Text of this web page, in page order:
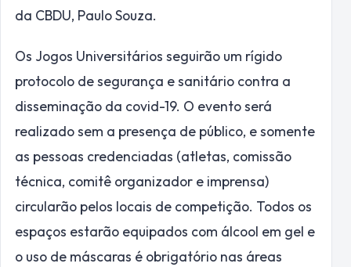
da CBDU, Paulo Souza.
Os Jogos Universitários seguirão um rígido
protocolo de segurança e sanitário contra a
disseminação da covid-19. O evento será
realizado sem a presença de público, e somente
as pessoas credenciadas (atletas, comissão
técnica, comitê organizador e imprensa)
circularão pelos locais de competição. Todos os
espaços estarão equipados com álcool em gel e
o uso de máscaras é obrigatório nas áreas